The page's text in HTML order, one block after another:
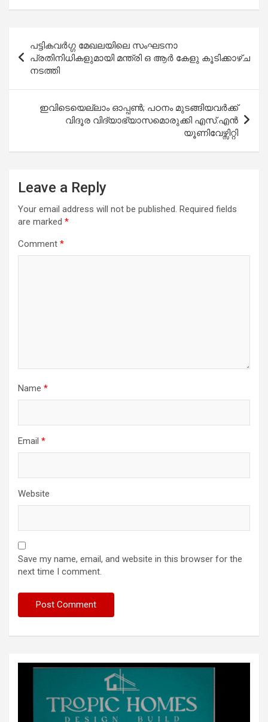
navigation
പട്ടികവർഗ്ഗ മേഖലയിലെ സംഘടനാ
പ്രതിനിധികളുമായി മന്ത്രി ഒ ആർ കേളു കൂടിക്കാഴ്ച
നടത്തി
ഇവിടെയെല്ലാം ഓപ്പണ്‍; പഠനം മുടങ്ങിയവര്‍ക്ക്
വിദൂര വിദ്യാഭ്യാസമൊരുക്കി എസ്.എന്‍
യൂണിവേഴ്സിറ്റി
Leave a Reply
Your email address will not be published. Required fields
are marked *
Comment *
Name *
Email *
Website
Save my name, email, and website in this browser for the
next time I comment.